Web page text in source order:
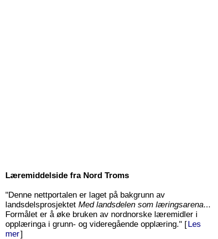
Læremiddelside fra Nord Troms
"Denne nettportalen er laget på bakgrunn av
landsdelsprosjektet Med landsdelen som læringsarena...
Formålet er å øke bruken av nordnorske læremidler i
opplæringa i grunn- og videregående opplæring." [Les
mer]